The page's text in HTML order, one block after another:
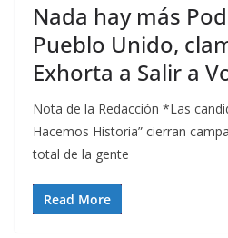
Nada hay más
Pueblo Unido,
Exhorta a Salir a
Nota de la Redacción *Las
Hacemos Historia” cierran
total de la gente
Read More